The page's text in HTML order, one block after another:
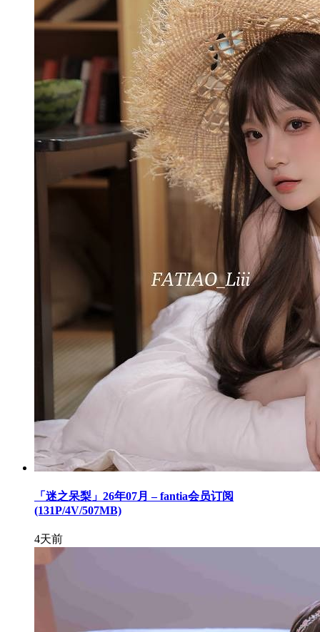
「迷之呆梨」26年07月 – fantia会员订阅
(131P/4V/507MB)
4天前